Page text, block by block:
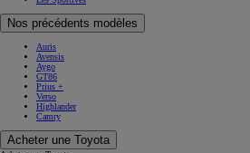
Nos précédents modèles
Auris
Avensis
Aygo
GT86
Prius +
Verso
Highlander
Camry
Acheter une Toyota